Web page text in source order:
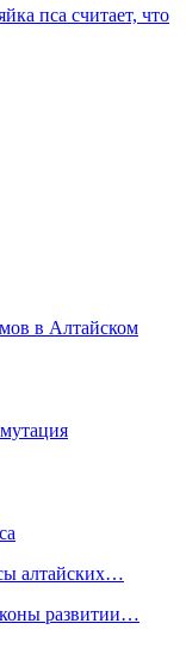
пса считает, что
в Алтайском
алтайских…
развитии…